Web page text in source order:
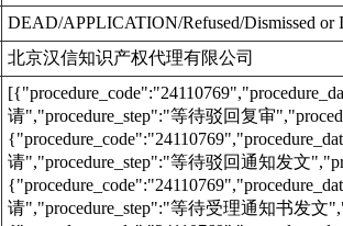
DEAD/APPLICATION/Refused/Dismissed
北京汉信知识产权代理有限公司
请","procedure_step":"等待驳回复审
请","procedure_step":"等待驳回通知发文
请","procedure_step":"等待受理通知书发文